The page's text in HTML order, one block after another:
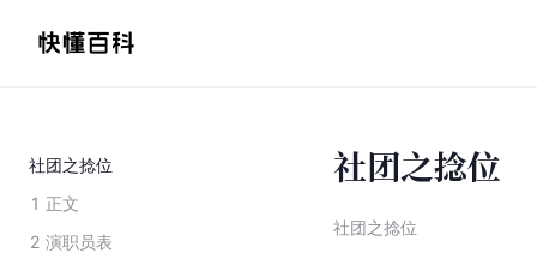
社团之捻位
1 正文
2 演职员表
社团之捻位
社团之捻位